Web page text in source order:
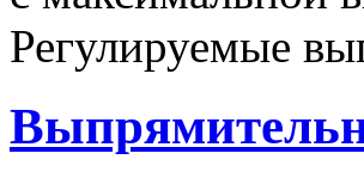
Регулируемые